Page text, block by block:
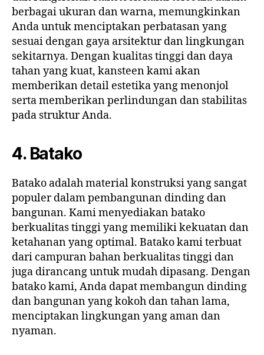
berbagai ukuran dan warna, memungkinkan
Anda untuk menciptakan perbatasan yang
sesuai dengan gaya arsitektur dan lingkungan
sekitarnya. Dengan kualitas tinggi dan daya
tahan yang kuat, kansteen kami akan
memberikan detail estetika yang menonjol
serta memberikan perlindungan dan stabilitas
pada struktur Anda.
4. Batako
Batako adalah material konstruksi yang sangat
populer dalam pembangunan dinding dan
bangunan. Kami menyediakan batako
berkualitas tinggi yang memiliki kekuatan dan
ketahanan yang optimal. Batako kami terbuat
dari campuran bahan berkualitas tinggi dan
juga dirancang untuk mudah dipasang. Dengan
batako kami, Anda dapat membangun dinding
dan bangunan yang kokoh dan tahan lama,
menciptakan lingkungan yang aman dan
nyaman.